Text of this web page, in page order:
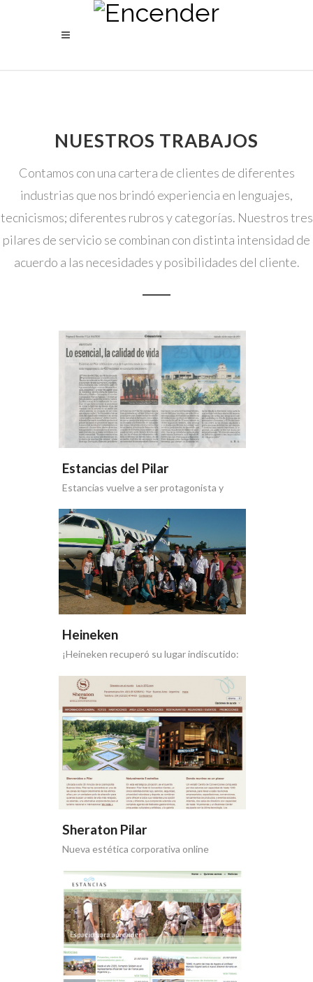
NUESTROS TRABAJOS
Contamos con una cartera de clientes de diferentes
industrias que nos brindó experiencia en lenguajes,
tecnicismos; diferentes rubros y categorías. Nuestros tres
pilares de servicio se combinan con distinta intensidad de
acuerdo a las necesidades y posibilidades del cliente.
Estancias del Pilar
Estancias vuelve a ser protagonista y
Heineken
¡Heineken recuperó su lugar indiscutido:
Sheraton Pilar
Nueva estética corporativa online